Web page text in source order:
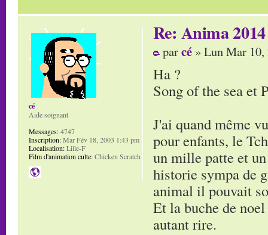
Re: Anima 2014
parcé » Lun Mar 10,
Ha ?
Song of the sea et
J'ai quand même
pour enfants, le
un mille patte et
historie sympa de
animal il pouvait
Et la buche de
autant rire.
cé
Aide soignant
Messages:4747
Inscription:Mar Fév 18, 2003 1:43 pm
Localisation:Lille-F
Film d'animation culte:Chicken Scratch